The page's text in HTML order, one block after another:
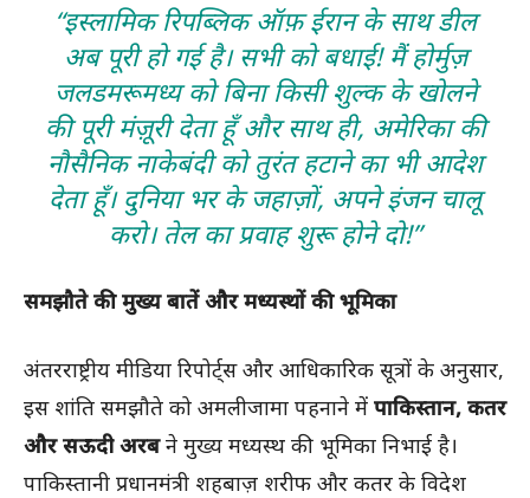
“इस्लामिक रिपब्लिक ऑफ़ ईरान के साथ डील
अब पूरी हो गई है। सभी को बधाई! मैं होर्मुज़
जलडमरूमध्य को बिना किसी शुल्क के खोलने
की पूरी मंज़ूरी देता हूँ और साथ ही, अमेरिका की
नौसैनिक नाकेबंदी को तुरंत हटाने का भी आदेश
देता हूँ। दुनिया भर के जहाज़ों, अपने इंजन चालू
करो। तेल का प्रवाह शुरू होने दो!”
समझौते की मुख्य बातें और मध्यस्थों की भूमिका
अंतरराष्ट्रीय मीडिया रिपोर्ट्स और आधिकारिक सूत्रों के अनुसार,
इस शांति समझौते को अमलीजामा पहनाने में पाकिस्तान, कतर
और सऊदी अरबने मुख्य मध्यस्थ की भूमिका निभाई है।
पाकिस्तानी प्रधानमंत्री शहबाज़ शरीफ और कतर के विदेश